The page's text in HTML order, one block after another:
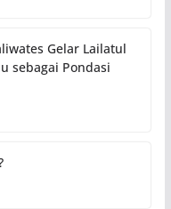
Gelar Lailatul
sebagai Pondasi